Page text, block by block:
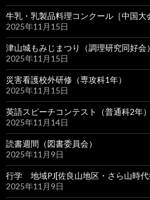
牛乳・乳製品料理コンクール［中国大
2025年11月15日
津山城もみじまつり（調理研究同好会）
2025年11月15日
災害看護校外研修（専攻科1年）
2025年11月15日
英語スピーチコンテスト（普通科2年）
2025年11月14日
読書週間（図書委員会）
2025年11月9日
行学 地域PJ[佐良山地区・さら山時代
2025年11月9日